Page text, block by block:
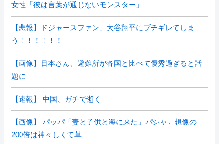
女性「彼は言葉が通じないモンスター」
【悲報】ドジャースファン、大谷翔平にブチギレてしま
う！！！！！！
【画像】日本さん、避難所が各国と比べて優秀過ぎると話
題に
【速報】 中国、ガチで逝く
【画像】 パッパ「妻と子供と海に来た」パシャ←想像の
200倍は神々しくて草